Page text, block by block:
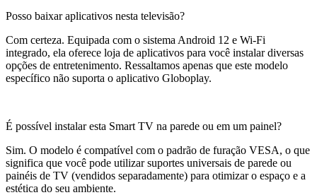
Posso baixar aplicativos nesta televisão?
Com certeza. Equipada com o sistema Android 12 e Wi-Fi
integrado, ela oferece loja de aplicativos para você instalar diversas
opções de entretenimento. Ressaltamos apenas que este modelo
específico não suporta o aplicativo Globoplay.
É possível instalar esta Smart TV na parede ou em um painel?
Sim. O modelo é compatível com o padrão de furação VESA, o que
significa que você pode utilizar suportes universais de parede ou
painéis de TV (vendidos separadamente) para otimizar o espaço e a
estética do seu ambiente.